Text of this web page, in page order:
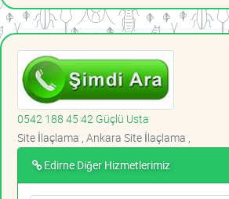
0542 188 45 42 Güçlü Usta
Site İlaçlama , Ankara Site İlaçlama ,
Edirne Diğer Hizmetlerimiz